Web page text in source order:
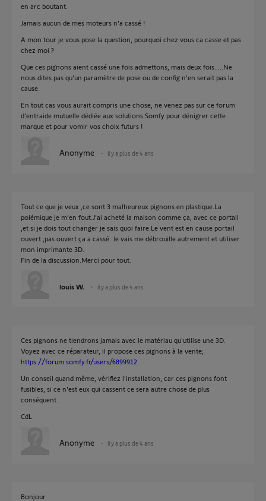
en arc boutant.
Jamais aucun de mes moteurs n'a cassé !
A mon tour je vous pose la question, pourquoi chez vous ca casse et pas
chez moi ?
Que ces pignons aient cassé une fois admettons, mais deux fois.....Ne
nous dites pas qu'un paramètre de pose ou de config n'en serait pas la
cause.
En tout cas vous aurait compris une chose, ne venez pas sur ce forum
d'entraide mutuelle dédiée aux solutions Somfy pour dénigrer cette
marque et pour vomir vos choix futurs !
Anonyme il y a plus de 4 ans
Tout ce que je veux ,ce sont 3 malheureux pignons en plastique.La
polémique je m’en fout.J’ai acheté la maison comme ça, avec ce portail
,et si je dois tout changer je sais quoi faire.Le vent est en cause portail
ouvert ,pas ouvert ça a cassé. Je vais me débrouille autrement et utiliser
mon imprimante 3D.
Fin de la discussion.Merci pour tout.
louis W. il y a plus de 4 ans
Ces pignons ne tiendrons jamais avec le matériau qu'utilise une 3D.
Voyez avec ce réparateur, il propose ces pignons à la vente;
https://forum.somfy.fr/users/6899912
Un conseil quand même, vérifiez l'installation, car ces pignons font
fusibles, si ce n'est eux qui cassent ce sera autre chose de plus
conséquent.
CdL
Anonyme il y a plus de 4 ans
Bonjour